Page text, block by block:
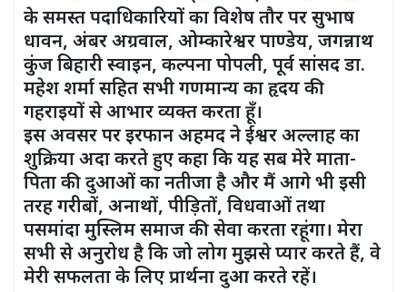
के समस्त पदाधिकारियों का विशेष तौर पर सुभाष
धावन, अंबर अग्रवाल, ओम्कारेश्वर पाण्डेय, जगन्नाथ
कुंज बिहारी स्वाइन, कल्पना पोपली, पूर्व सांसद डा.
महेश शर्मा सहित सभी गणमान्य का हृदय की
गहराइयों से आभार व्यक्त करता हूँ।
इस अवसर पर इरफान अहमद ने ईश्वर अल्लाह का
शुक्रिया अदा करते हुए कहा कि यह सब मेरे माता-
पिता की दुआओं का नतीजा है और मैं आगे भी इसी
तरह गरीबों, अनाथों, पीड़ितों, विधवाओं तथा
पसमांदा मुस्लिम समाज की सेवा करता रहूंगा। मेरा
सभी से अनुरोध है कि जो लोग मुझसे प्यार करते हैं, वे
मेरी सफलता के लिए प्रार्थना दुआ करते रहें।